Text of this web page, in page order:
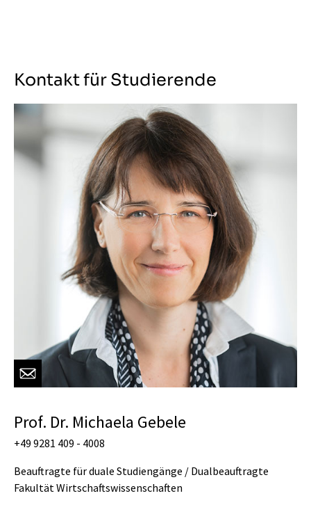
Kontakt für Studierende
Prof. Dr. Michaela Gebele
+49 9281 409 - 4008
Beauftragte für duale Studiengänge / Dualbeauftragte
Fakultät Wirtschaftswissenschaften